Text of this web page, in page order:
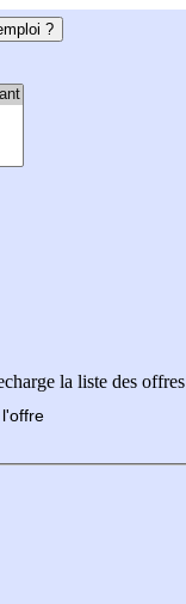
?
la liste des offres